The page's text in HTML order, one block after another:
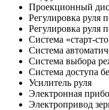
Проекционный
Регулировка руля
Регулировка руля
Система «старт-
Система
Система выбора
Система доступа
Усилитель руля
Электронная
Электропривод